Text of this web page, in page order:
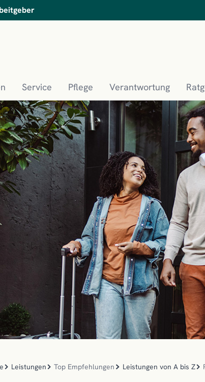
Service Pflege Verantwortung
Leistungen Top Empfehlungen Leistungen von A bis Z